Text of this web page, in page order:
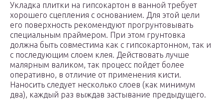
Укладка плитки на гипсокартон в ванной требует
хорошего сцепления с основанием. Для этой цели
его поверхность рекомендуют прогрунтовывать
специальным праймером. При этом грунтовка
должна быть совместима как с гипсокартонном, так и
с последующим слоем клея. Действовать лучше
малярным валиком, так процесс пойдет более
оперативно, в отличие от применения кисти.
Наносить следует несколько слоев (как минимум
два), каждый раз выждав застывание предыдущего.